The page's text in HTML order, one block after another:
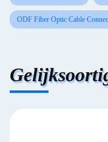
ODF Fiber Optic Cable